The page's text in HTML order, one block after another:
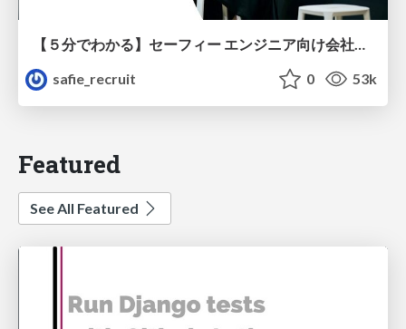
【５分でわかる】セーフィー エンジニア向け会社紹介
safie_recruit
0 53k
Featured
See All Featured